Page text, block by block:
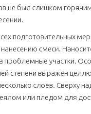
не был слишком
подготовительных
смеси.
участки.
степени выражен
слоёв. Сверху
или пледом для